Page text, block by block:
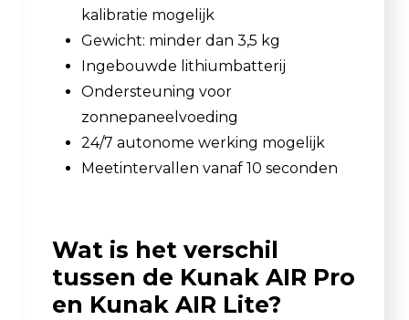
kalibratie mogelijk
Gewicht: minder dan 3,5 kg
Ingebouwde lithiumbatterij
Ondersteuning voor
zonnepaneelvoeding
24/7 autonome werking mogelijk
Meetintervallen vanaf 10 seconden
Wat is het verschil
tussen de Kunak AIR Pro
en Kunak AIR Lite?